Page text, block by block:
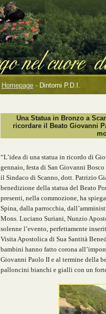
Homepage - Dintorni P.D.I.
Una Statua in Bronzo a
ricordare il Beato Giovanni
“L’idea di una statua in ricordo di
gennaio, festa di San Giovanni
il Sindaco di Scanno, dott. Patrizio
benedizione della statua del Beato
presenti, nella commozione, ha
Spina, dalla parrocchia,
Mons. Luciano Suriani, Nunzio
solenne l’evento, perfettamente
Visita Apostolica di Sua Santità
bambini hanno fatto corona
Giovanni Paolo II e al termine della
palloncini bianchi e gialli con un